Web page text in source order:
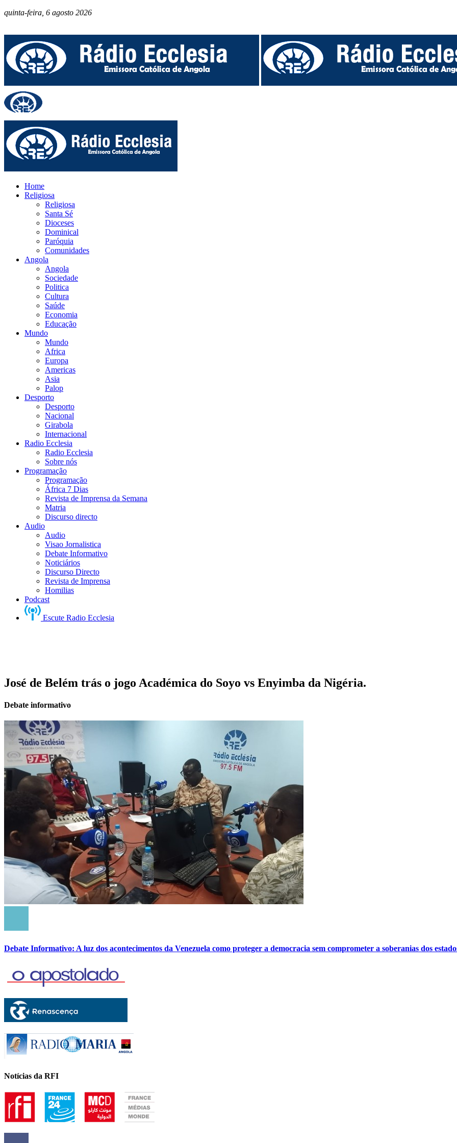
quinta-feira, 6 agosto 2026
Home
Religiosa
Religiosa
Santa Sé
Dioceses
Dominical
Paróquia
Comunidades
Angola
Angola
Sociedade
Politica
Cultura
Saúde
Economia
Educação
Mundo
Mundo
Africa
Europa
Americas
Asia
Palop
Desporto
Desporto
Nacional
Girabola
Internacional
Radio Ecclesia
Radio Ecclesia
Sobre nós
Programação
Programação
África 7 Dias
Revista de Imprensa da Semana
Matria
Discurso directo
Audio
Audio
Visao Jornalistica
Debate Informativo
Noticiários
Discurso Directo
Revista de Imprensa
Homilias
Podcast
Escute Radio Ecclesia
José de Belém trás o jogo Académica do Soyo vs Enyimba da Nigéria.
Debate informativo
Debate Informativo: A luz dos acontecimentos da Venezuela como proteger a democracia sem comprometer a soberanias dos
Notícias da RFI